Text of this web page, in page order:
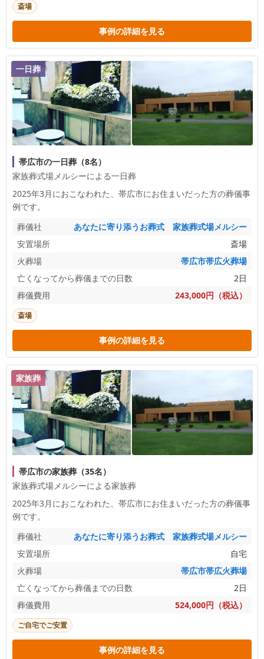
斎場
事例の詳細を見る
一日葬
帯広市の一日葬（8名）
家族葬式場メルシーによる一日葬
2025年3月におこなわれた、 帯広市にお住まいだった方の葬儀事
例です。
葬儀社
あなたに寄り添うお葬式 家族葬式場メルシー
安置場所
斎場
火葬場
帯広市帯広火葬場
亡くなってから葬儀までの日数
2日
葬儀費用
243,000円（税込）
斎場
事例の詳細を見る
家族葬
帯広市の家族葬（35名）
家族葬式場メルシーによる家族葬
2025年3月におこなわれた、 帯広市にお住まいだった方の葬儀事
例です。
葬儀社
あなたに寄り添うお葬式 家族葬式場メルシー
安置場所
自宅
火葬場
帯広市帯広火葬場
亡くなってから葬儀までの日数
2日
葬儀費用
524,000円（税込）
ご自宅でご安置
事例の詳細を見る